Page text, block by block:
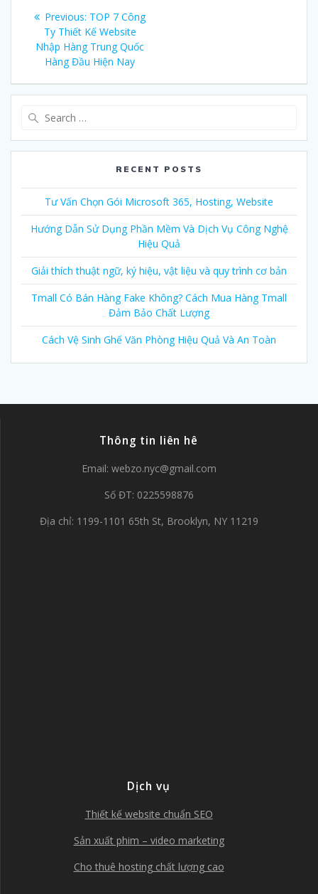
Post
navigation
Previous: Previous
post:
TOP 7 Công
Ty Thiết Kế Website
Nhập Hàng Trung Quốc
Hàng Đầu Hiện Nay
RECENT POSTS
Tư Vấn Chọn Gói Microsoft 365, Hosting, Website
Hướng Dẫn Sử Dụng Phần Mềm Và Dịch Vụ Công Nghệ
Hiệu Quả
Giải thích thuật ngữ, ký hiệu, vật liệu và quy trình cơ bản
Tmall Có Bán Hàng Fake Không? Cách Mua Hàng Tmall
Đảm Bảo Chất Lượng
Cách Vệ Sinh Ghế Văn Phòng Hiệu Quả Và An Toàn
Thông tin liên hê
Email: webzo.nyc@gmail.com
Số ĐT: 0225598876
Địa chỉ: 1199-1101 65th St, Brooklyn, NY 11219
Dịch vụ
Thiết kế website chuẩn SEO
Sản xuất phim – video marketing
Cho thuê hosting chất lượng cao